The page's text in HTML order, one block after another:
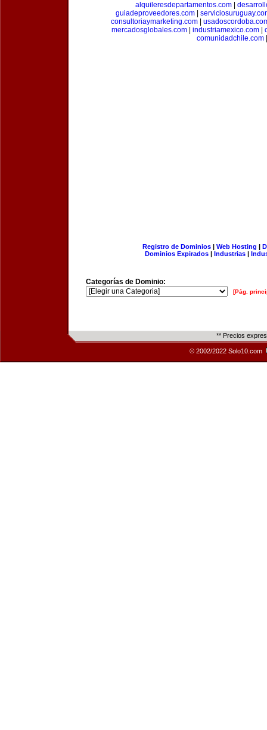
alquileresdepartamentos.com
guiadeproveedores.com|
consultoriaymarketing.com
mercadosglobales.com| industriamexico.com|
comunidadchile.com|
Registro de Dominios| Web Hosting |
Dominios Expirados | Industrias |
Categorías de Dominio:
[Pág.
** Precios
© 2002/2022 Solo10.com